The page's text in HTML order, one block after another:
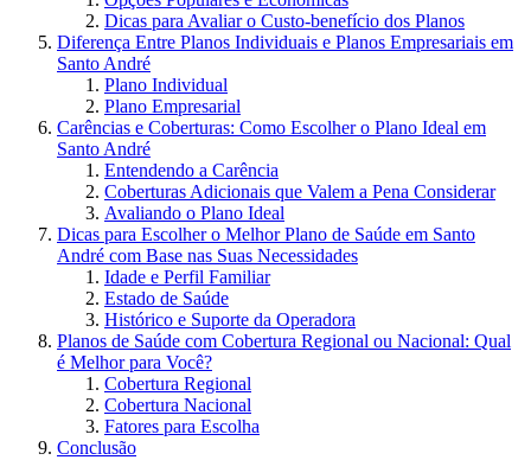
Dicas para Avaliar o Custo-benefício dos Planos
Diferença Entre Planos Individuais e Planos Empresariais em
Santo André
Plano Individual
Plano Empresarial
Carências e Coberturas: Como Escolher o Plano Ideal em
Santo André
Entendendo a Carência
Coberturas Adicionais que Valem a Pena Considerar
Avaliando o Plano Ideal
Dicas para Escolher o Melhor Plano de Saúde em Santo
André com Base nas Suas Necessidades
Idade e Perfil Familiar
Estado de Saúde
Histórico e Suporte da Operadora
Planos de Saúde com Cobertura Regional ou Nacional: Qual
é Melhor para Você?
Cobertura Regional
Cobertura Nacional
Fatores para Escolha
Conclusão